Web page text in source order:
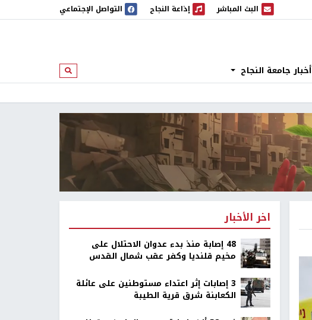
البث المباشر
البث المباشر إذاعة النجاح
إذاعة النجاح التواصل الإجتماعي
أخبار جامعة النجاح ابحث
اخر الأخبار
48 إصابة منذ بدء عدوان الاحتلال على
مخيم قلنديا وكفر عقب شمال القدس
‏3 إصابات إثر اعتداء مستوطنين على عائلة
الكعابنة شرق قرية الطيبة